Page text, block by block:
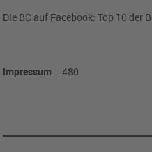
Die BC auf Facebook: Top 10 der
Impressum … 480